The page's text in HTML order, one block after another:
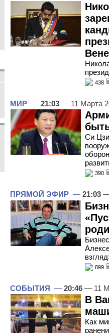
438
МИР — 21:03 — 11 Марта
Си
390
ПРЯМОЙ ЭФИР — 21:03 —
899
СОБЫТИЯ — 20:46 — 11
В
Как